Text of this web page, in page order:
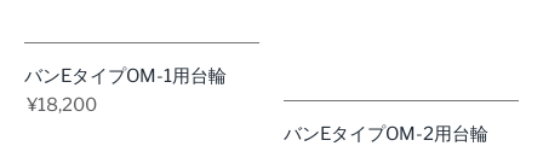
バンEタイプOM-1用台輪
¥18,200
バンEタイプOM-2用台輪